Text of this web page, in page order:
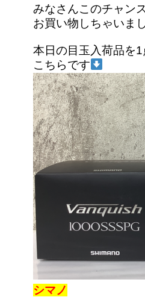
みなさんこのチャン
お買い物しちゃいま
本日の目玉入荷品を
こちらです
シマノ